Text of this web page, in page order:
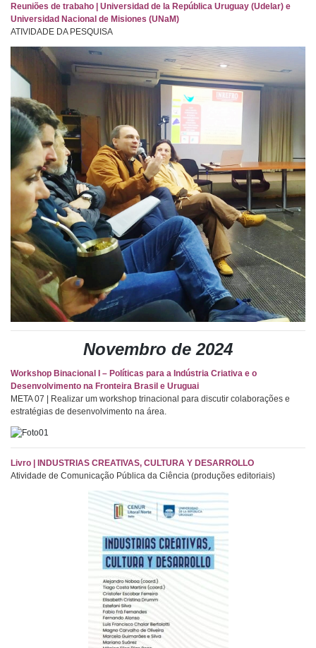
Reuniões de trabaho | Universidad de la República Uruguay (Udelar) e
Universidad Nacional de Misiones (UNaM)
ATIVIDADE DA PESQUISA
Novembro de 2024
Workshop Binacional I – Políticas para a Indústria Criativa e o
Desenvolvimento na Fronteira Brasil e Uruguai
META 07 | Realizar um workshop trinacional para discutir colaborações e
estratégias de desenvolvimento na área.
Livro | INDUSTRIAS CREATIVAS, CULTURA Y DESARROLLO
Atividade de Comunicação Pública da Ciência (produções editoriais)